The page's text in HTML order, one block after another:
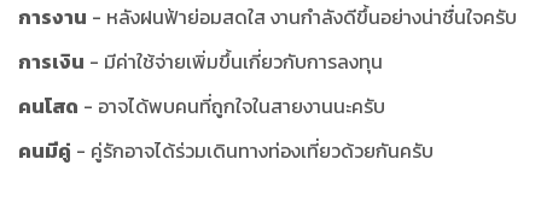
การงาน - หลังฝนฟ้าย่อมสดใส งานกำลังดีขึ้นอย่างน่าชื่นใจครับ
การเงิน - มีค่าใช้จ่ายเพิ่มขึ้นเกี่ยวกับการลงทุน
คนโสด - อาจได้พบคนที่ถูกใจในสายงานนะครับ
คนมีคู่ - คู่รักอาจได้ร่วมเดินทางท่องเที่ยวด้วยกันครับ